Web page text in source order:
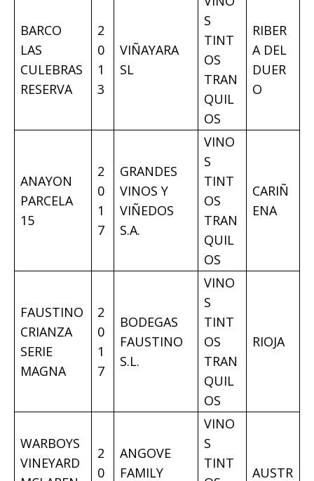
BARCO
LAS
CULEBRAS
RESERVA
2
0
1
3
VIÑAYARA
SL
S
TINT
OS
TRAN
QUIL
OS
RIBER
A DEL
DUER
O
ANAYON
PARCELA
15
2
0
1
7
GRANDES
VINOS Y
VIÑEDOS
S.A.
VINO
S
TINT
OS
TRAN
QUIL
OS
CARIÑ
ENA
FAUSTINO
CRIANZA
SERIE
MAGNA
2
0
1
7
BODEGAS
FAUSTINO
S.L.
VINO
S
TINT
OS
TRAN
QUIL
OS
RIOJA
WARBOYS
VINEYARD
2
0
ANGOVE
FAMILY
VINO
S
TINT
AUSTR